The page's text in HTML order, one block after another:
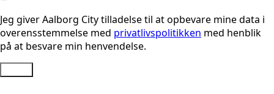
Jeg giver Aalborg City tilladelse til at opbevare mine data i
overensstemmelse med privatlivspolitikken med henblik
på at besvare min henvendelse.